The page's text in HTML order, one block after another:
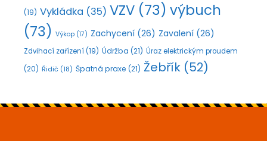
(19) Vykládka (35) VZV (73) výbuch
(73) Výkop (17) Zachycení (26) Zavalení (26)
Zdvihací zařízení (19) Údržba (21) Úraz elektrickým proudem
(20) Řidič (18) Špatná praxe (21) Žebřík (52)